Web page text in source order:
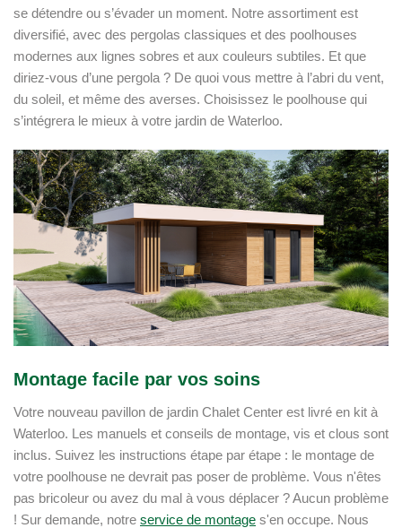
se détendre ou s’évader un moment. Notre assortiment est
diversifié, avec des pergolas classiques et des poolhouses
modernes aux lignes sobres et aux couleurs subtiles. Et que
diriez-vous d’une pergola ? De quoi vous mettre à l’abri du vent,
du soleil, et même des averses. Choisissez le poolhouse qui
s’intégrera le mieux à votre jardin de Waterloo.
Montage facile par vos soins
Votre nouveau pavillon de jardin Chalet Center est livré en kit à
Waterloo. Les manuels et conseils de montage, vis et clous sont
inclus. Suivez les instructions étape par étape : le montage de
votre poolhouse ne devrait pas poser de problème. Vous n'êtes
pas bricoleur ou avez du mal à vous déplacer ? Aucun problème
! Sur demande, notre service de montage s'en occupe. Nous